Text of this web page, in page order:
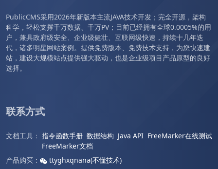
PublicCMS采用2026年新版本主流JAVA技术开发；完全开源，架构
科学，轻松支撑千万数据、千万PV；目前已经拥有全球0.0005%的用
户，兼具政府级安全、企业级健壮、互联网级快速，持续十几年迭
代，诸多明星网站案例。提供免费版本、免费技术支持，为您快速建
站，建设大规模站点提供强大驱动，也是企业级项目产品原型的良好
选择。
联系方式
文档工具： 指令函数手册 数据结构 Java API FreeMarker在线测试
FreeMarker文档
产品购买：
ttyghxqnana(不懂技术)